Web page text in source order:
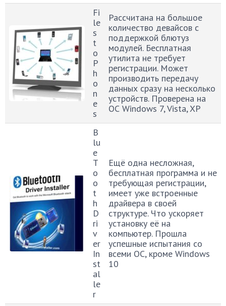
Fi
le
s
t
o
P
h
o
n
e
s
Рассчитана на большое
количество девайсов с
поддержкой блютуз
модулей. Бесплатная
утилита не требует
регистрации. Может
производить передачу
данных сразу на несколько
устройств. Проверена на
ОС Windows 7, Vista, XP
B
lu
e
T
o
o
t
h
D
ri
v
er
In
st
al
le
r
Ещё одна несложная,
бесплатная программа и не
требующая регистрации,
имеет уже встроенные
драйвера в своей
структуре. Что ускоряет
установку её на
компьютер. Прошла
успешные испытания со
всеми ОС, кроме Windows
10